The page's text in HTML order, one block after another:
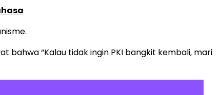
bahwa “Kalau tidak ingin PKI bangkit kembali, mari